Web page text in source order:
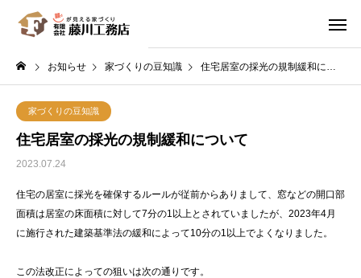
お知らせ 家づくりの豆知識 住宅居室の採光の規制緩和について
家づくりの豆知識
住宅居室の採光の規制緩和について
2023.07.24
住宅の居室に採光を確保するルールが従前からありまして、窓などの開口部
面積は居室の床面積に対して7分の1以上とされていましたが、2023年4月
に施行された建築基準法の緩和によって10分の1以上でよくなりました。
この法改正によっての狙いは次の通りです。